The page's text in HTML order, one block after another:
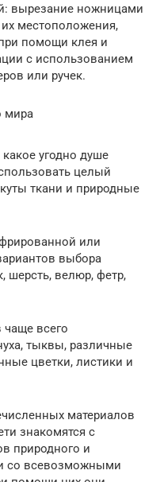
вырезание ножницами
местоположения,
помощи клея и
с использованием
или ручек.
мира
угодно душе
целый
ткани и природные
или
выбора
шерсть, велюр, фетр,
всего
тыквы, различные
цветки, листики и
материалов
знакомятся с
природного и
со всевозможными